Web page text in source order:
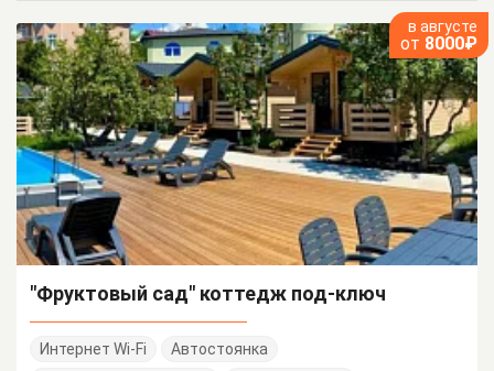
в августе
от 8000₽
"Фруктовый сад" коттедж под-ключ
Интернет Wi-Fi
Автостоянка